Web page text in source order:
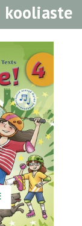
kooliaste